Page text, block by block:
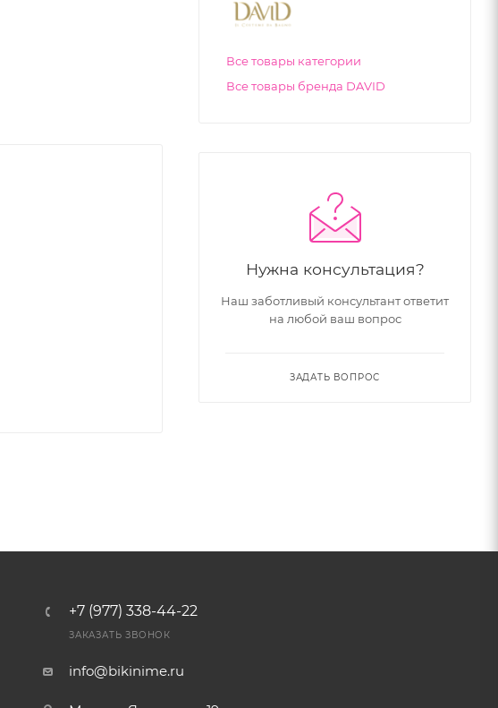
Все товары категории
Все товары бренда DAVID
Нужна консультация?
Наш заботливый консультант ответит
на любой ваш вопрос
ЗАДАТЬ ВОПРОС
+7 (977) 338-44-22
ЗАКАЗАТЬ ЗВОНОК
info@bikinime.ru